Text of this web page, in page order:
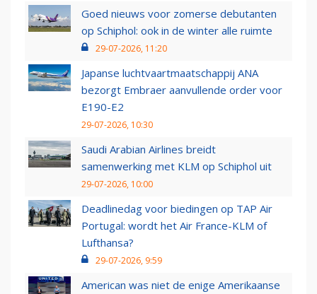
Goed nieuws voor zomerse debutanten
op Schiphol: ook in de winter alle ruimte
29-07-2026, 11:20
Japanse luchtvaartmaatschappij ANA
bezorgt Embraer aanvullende order voor
E190-E2
29-07-2026, 10:30
Saudi Arabian Airlines breidt
samenwerking met KLM op Schiphol uit
29-07-2026, 10:00
Deadlinedag voor biedingen op TAP Air
Portugal: wordt het Air France-KLM of
Lufthansa?
29-07-2026, 9:59
American was niet de enige Amerikaanse